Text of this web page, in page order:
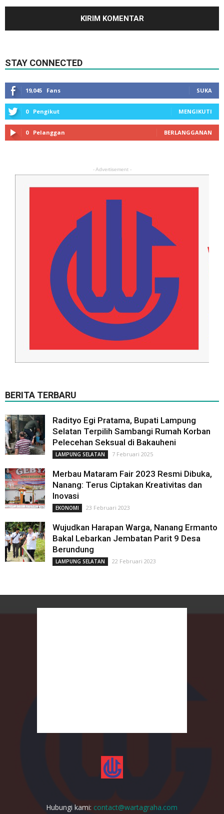
STAY CONNECTED
19,045 Fans SUKA
0 Pengikut MENGIKUTI
0 Pelanggan BERLANGGANAN
- Advertisement -
BERITA TERBARU
Radityo Egi Pratama, Bupati Lampung
Selatan Terpilih Sambangi Rumah Korban
Pelecehan Seksual di Bakauheni
LAMPUNG SELATAN 7 Februari 2025
Merbau Mataram Fair 2023 Resmi Dibuka,
Nanang: Terus Ciptakan Kreativitas dan
Inovasi
EKONOMI 23 Februari 2023
Wujudkan Harapan Warga, Nanang Ermanto
Bakal Lebarkan Jembatan Parit 9 Desa
Berundung
LAMPUNG SELATAN 22 Februari 2023
Hubungi kami: contact@wartagraha.com